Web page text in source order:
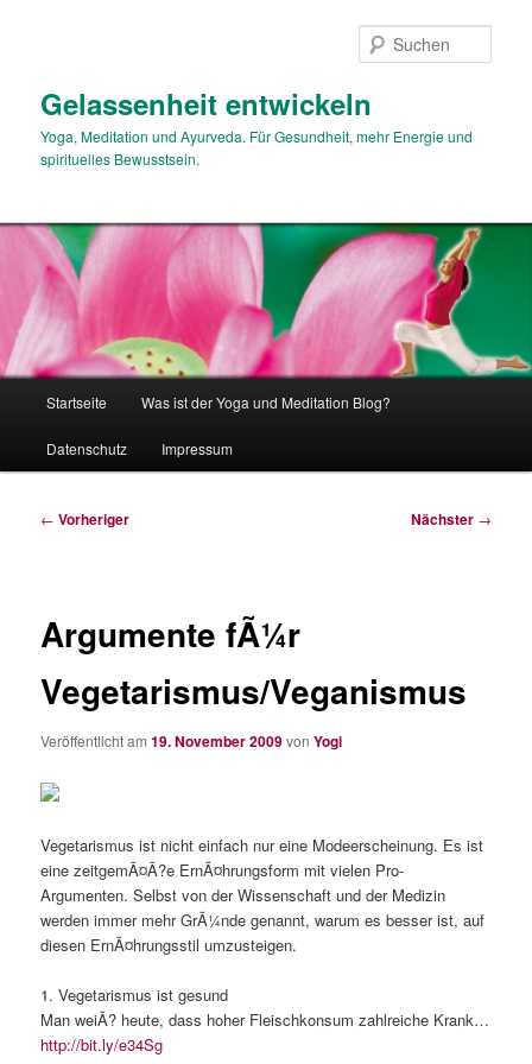
Gelassenheit entwickeln
Yoga, Meditation und Ayurveda. Für Gesundheit, mehr Energie und
spirituelles Bewusstsein.
Startseite Was ist der Yoga und Meditation Blog?
Datenschutz Impressum
Beitragsnavigation
← Vorheriger Nächster →
Argumente fÃ¼r
Vegetarismus/Veganismus
Veröffentlicht am19. November 2009vonYogi
Vegetarismus ist nicht einfach nur eine Modeerscheinung. Es ist
eine zeitgemÃ¤Ã?e ErnÃ¤hrungsform mit vielen Pro-
Argumenten. Selbst von der Wissenschaft und der Medizin
werden immer mehr GrÃ¼nde genannt, warum es besser ist, auf
diesen ErnÃ¤hrungsstil umzusteigen.
1. Vegetarismus ist gesund
Man weiÃ? heute, dass hoher Fleischkonsum zahlreiche Krank…
http://bit.ly/e34Sg